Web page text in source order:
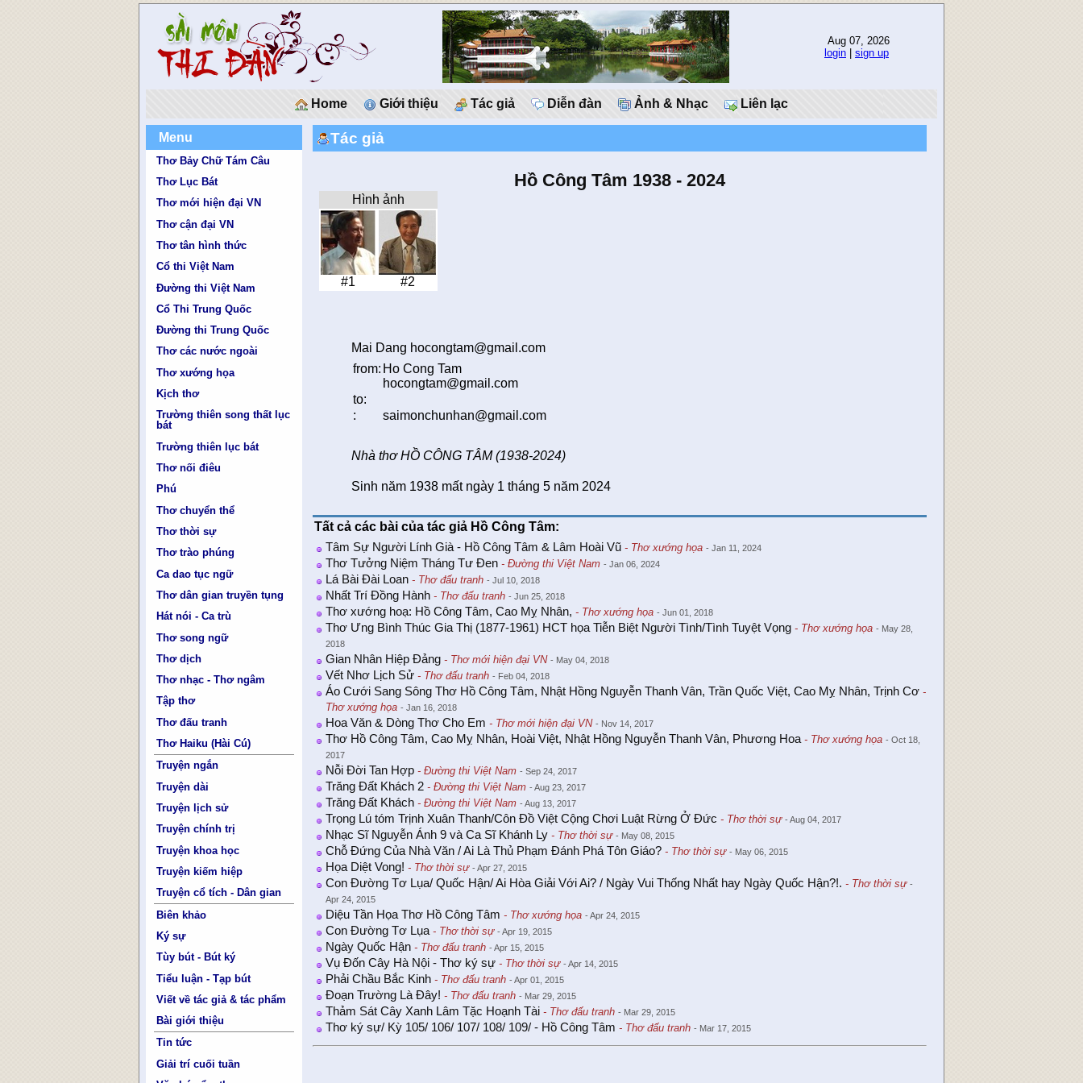
Aug 07, 2026
login
sign up
Home Giới thiệu Tác giả Diễn đàn Ảnh & Nhạc Liên lạc
Menu
Thơ Bảy Chữ Tám Câu
Thơ Lục Bát
Thơ mới hiện đại VN
Thơ cận đại VN
Thơ tân hình thức
Cổ thi Việt Nam
Đường thi Việt Nam
Cổ Thi Trung Quốc
Đường thi Trung Quốc
Thơ các nước ngoài
Thơ xướng họa
Kịch thơ
Trường thiên song thất lục
bát
Trường thiên lục bát
Thơ nối điêu
Phú
Thơ chuyển thể
Thơ thời sự
Thơ trào phúng
Ca dao tục ngữ
Thơ dân gian truyền tụng
Hát nói - Ca trù
Thơ song ngữ
Thơ dịch
Thơ nhạc - Thơ ngâm
Tập thơ
Thơ đấu tranh
Thơ Haiku (Hài Cú)
Truyện ngắn
Truyện dài
Truyện lịch sử
Truyện chính trị
Truyện khoa học
Truyện kiếm hiệp
Truyện cổ tích - Dân gian
Biên khảo
Ký sự
Tùy bút - Bút ký
Tiểu luận - Tạp bút
Viết về tác giả & tác phẩm
Bài giới thiệu
Tin tức
Giải trí cuối tuần
Tác giả
Hồ Công Tâm 1938 - 2024
Hình ảnh
#1 #2
Mai Dang hocongtam@gmail.com
from: Ho Cong Tam
hocongtam@gmail.com
to:
:
saimonchunhan@gmail.com
Nhà thơ HỒ CÔNG TÂM (1938-2024)
Sinh năm 1938 mất ngày 1 tháng 5 năm 2024
Tất cả các bài của tác giả Hồ Công Tâm:
Tâm Sự Người Lính Già - Hồ Công Tâm & Lâm Hoài Vũ - Thơ xướng họa - Jan 11, 2024
Thơ Tưởng Niệm Tháng Tư Đen - Đường thi Việt Nam - Jan 06, 2024
Lá Bài Đài Loan - Thơ đấu tranh - Jul 10, 2018
Nhất Trí Đồng Hành - Thơ đấu tranh - Jun 25, 2018
Thơ xướng hoạ: Hồ Công Tâm, Cao Mỵ Nhân, - Thơ xướng họa - Jun 01, 2018
Thơ Ưng Bình Thúc Gia Thị (1877-1961) HCT họa Tiễn Biệt Người Tình/Tình Tuyệt Vọng - Thơ xướng họa - May 28,
2018
Gian Nhân Hiệp Đảng - Thơ mới hiện đại VN - May 04, 2018
Vết Nhơ Lịch Sử - Thơ đấu tranh - Feb 04, 2018
Áo Cưới Sang Sông Thơ Hồ Công Tâm, Nhật Hồng Nguyễn Thanh Vân, Trần Quốc Việt, Cao Mỵ Nhân, Trịnh Cơ -
Thơ xướng họa - Jan 16, 2018
Hoa Văn & Dòng Thơ Cho Em - Thơ mới hiện đại VN - Nov 14, 2017
Thơ Hồ Công Tâm, Cao Mỵ Nhân, Hoài Việt, Nhật Hồng Nguyễn Thanh Vân, Phương Hoa - Thơ xướng họa - Oct 18,
2017
Nỗi Đời Tan Hợp - Đường thi Việt Nam - Sep 24, 2017
Trăng Đất Khách 2 - Đường thi Việt Nam - Aug 23, 2017
Trăng Đất Khách - Đường thi Việt Nam - Aug 13, 2017
Trọng Lú tóm Trịnh Xuân Thanh/Côn Đồ Việt Cộng Chơi Luật Rừng Ở Đức - Thơ thời sự - Aug 04, 2017
Nhạc Sĩ Nguyễn Ánh 9 và Ca Sĩ Khánh Ly - Thơ thời sự - May 08, 2015
Chỗ Đứng Của Nhà Văn / Ai Là Thủ Phạm Đánh Phá Tôn Giáo? - Thơ thời sự - May 06, 2015
Họa Diệt Vong! - Thơ thời sự - Apr 27, 2015
Con Đường Tơ Lụa/ Quốc Hận/ Ai Hòa Giải Với Ai? / Ngày Vui Thống Nhất hay Ngày Quốc Hận?!. - Thơ thời sự -
Apr 24, 2015
Diệu Tần Họa Thơ Hồ Công Tâm - Thơ xướng họa - Apr 24, 2015
Con Đường Tơ Lụa - Thơ thời sự - Apr 19, 2015
Ngày Quốc Hận - Thơ đấu tranh - Apr 15, 2015
Vụ Đốn Cây Hà Nội - Thơ ký sự - Thơ thời sự - Apr 14, 2015
Phải Chầu Bắc Kinh - Thơ đấu tranh - Apr 01, 2015
Đoạn Trường Là Đây! - Thơ đấu tranh - Mar 29, 2015
Thảm Sát Cây Xanh Lâm Tặc Hoạnh Tài - Thơ đấu tranh - Mar 29, 2015
Thơ ký sự/ Kỳ 105/ 106/ 107/ 108/ 109/ - Hồ Công Tâm - Thơ đấu tranh - Mar 17, 2015